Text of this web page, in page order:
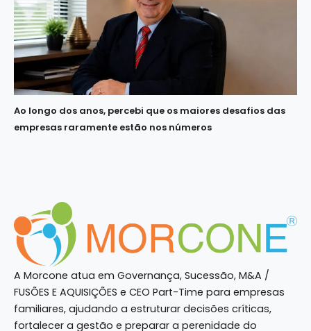
Ao longo dos anos, percebi que os maiores desafios das
empresas raramente estão nos números
A Morcone atua em Governança, Sucessão, M&A /
FUSÕES E AQUISIÇÕES e CEO Part-Time para empresas
familiares, ajudando a estruturar decisões críticas,
fortalecer a gestão e preparar a perenidade do